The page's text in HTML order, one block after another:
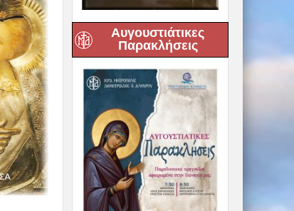
Αυγουστιάτικες
Παρακλήσεις